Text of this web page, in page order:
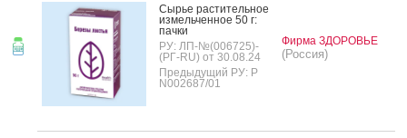
Сырье рас­ти­тель­ное
из­мель­чен­ное 50 г:
пач­ки
РУ: ЛП-№(006725)-
(РГ-RU) от 30.08.24
Предыдущий РУ: Р
N002687/01
Фирма ЗДОРОВЬЕ
(Россия)